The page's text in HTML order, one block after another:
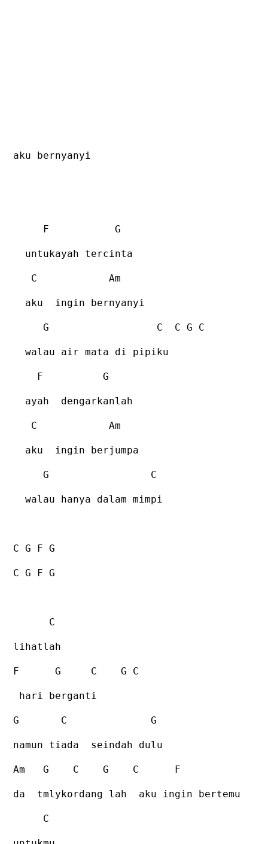
aku bernyanyi
F G
untukayah tercinta
C Am
aku ingin bernyanyi
G C C G C
walau air mata di pipiku
F G
ayah dengarkanlah
C Am
aku ingin berjumpa
G C
walau hanya dalam mimpi
C G F G
C G F G
C
lihatlah
F G C G C
hari berganti
G C G
namun tiada seindah dulu
Am G C G C F
da tmlykordang lah aku ingin bertemu
C